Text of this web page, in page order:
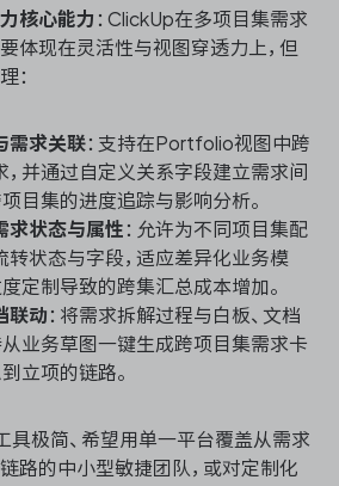
核心能力 ：ClickUp在多项目集需求
体现在灵活性与视图穿透力上，但
：
需求关联：支持在Portfolio视图中跨
并通过自定义关系字段建立需求间
目集的进度追踪与影响分析。
求状态与属性 ：允许为不同项目集配
转状态与字段，适应差异化业务模
定制导致的跨集汇总成本增加。
联动 ：将需求拆解过程与白板、文档
从业务草图一键生成跨项目集需求卡
立项的链路。
具极简、希望用单一平台覆盖从需求
路的中小型敏捷团队，或对定制化